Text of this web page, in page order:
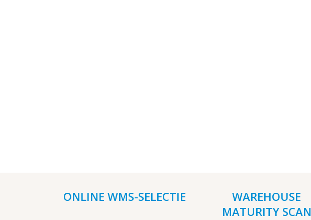
ONLINE WMS-SELECTIE
WAREHOUSE
MATURITY SCAN